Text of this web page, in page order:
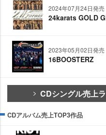
2024年07月24日発売
24karats GOLD
2023年05月02日発売
16BOOSTERZ
CDシングル売上
CDアルバム売上TOP3作品